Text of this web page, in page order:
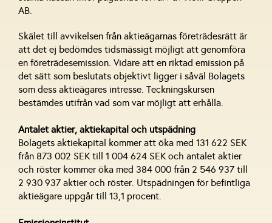
AB.
Skälet till avvikelsen från aktieägarnas företrädesrätt är
att det ej bedömdes tidsmässigt möjligt att genomföra
en företrädesemission. Vidare att en riktad emission på
det sätt som beslutats objektivt ligger i såväl Bolagets
som dess aktieägares intresse. Teckningskursen
bestämdes utifrån vad som var möjligt att erhålla.
Antalet aktier, aktiekapital och utspädning
Bolagets aktiekapital kommer att öka med 131 622 SEK
från 873 002 SEK till 1 004 624 SEK och antalet aktier
och röster kommer öka med 384 000 från 2 546 937 till
2 930 937 aktier och röster. Utspädningen för befintliga
aktieägare uppgår till 13,1 procent.